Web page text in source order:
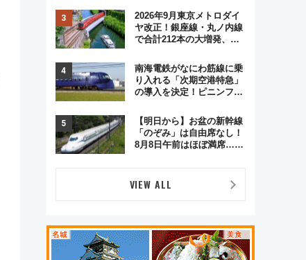
原トシヒロと行く！9月13
日「京都の鉄道満喫ツア
ー」開催
2026年9月東京メトロダイ
ヤ改正！銀座線・丸ノ内線
で合計212本の大増発、混
南海電鉄がなにわ筋線に乗
り入れる「次期空港特急」
の導入を決定！ピニンファ
デザイン
【明日から】お盆の新幹線
「のぞみ」は自由席なし！
8月8日午前はほぼ満席…で
「空席」探しのコツ
VIEW ALL